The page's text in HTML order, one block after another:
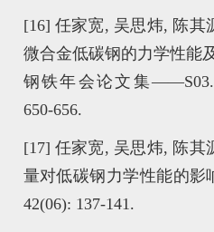
[16] 任家宽, 吴思炜, 陈其
微合金低碳钢的力学性能
钢铁年会论文集
650-656.
[17] 任家宽, 吴思炜, 陈其
量对低碳钢力学性能的影
42(06): 137-141.